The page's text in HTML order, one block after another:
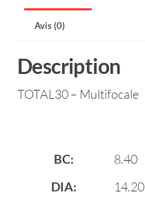
Avis (0)
Description
TOTAL30 – Multifocale
BC:
8.40
DIA:
14.20